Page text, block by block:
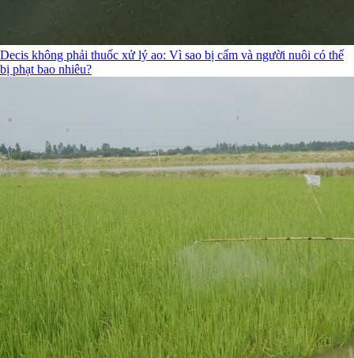
Decis không phải thuốc xử lý ao: Vì sao bị cấm và người nuôi có thể
bị phạt bao nhiêu?